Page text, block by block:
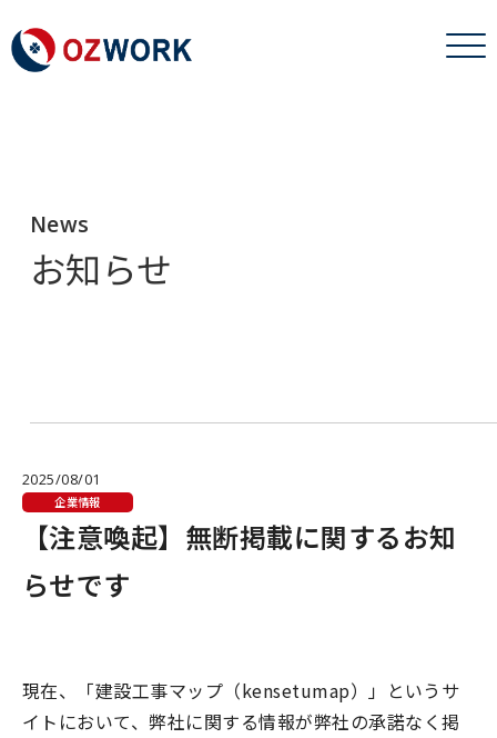
News
お知らせ
2025/08/01
企業情報
【注意喚起】無断掲載に関するお知
らせです
現在、「建設工事マップ（kensetumap）」というサ
イトにおいて、弊社に関する情報が弊社の承諾なく掲